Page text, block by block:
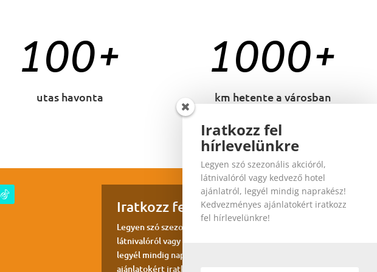
100+
utas havonta
1000+
km hetente a városban
Iratkozz fel hírlevelünkre
Legyen szó szezonális akcióról,
látnivalóról vagy kedvező hotel ajánlatról,
legyél mindig naprakész! Kedvezményes
ajánlatokért iratkozz fel hírlevelünkre!
Iratkozz fel
hírlevelünkre
Legyen szó szezonális akcióról,
látnivalóról vagy kedvező hotel
ajánlatról, legyél mindig naprakész!
Kedvezményes ajánlatokért iratkozz
fel hírlevelünkre!